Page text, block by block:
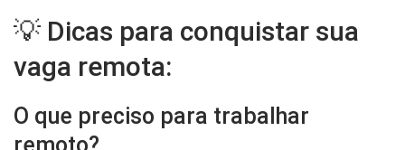
💡 Dicas para conquistar sua
vaga remota:
O que preciso para trabalhar